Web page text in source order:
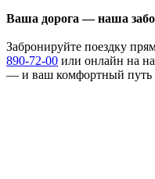
Ваша дорога — наша
Забронируйте поездку
890-72-00 или онлайн на
— и ваш комфортный путь